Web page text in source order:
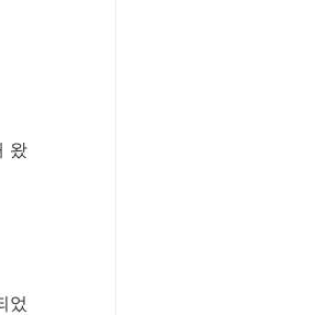
왔
었